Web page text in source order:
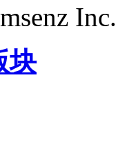
Inc.
块